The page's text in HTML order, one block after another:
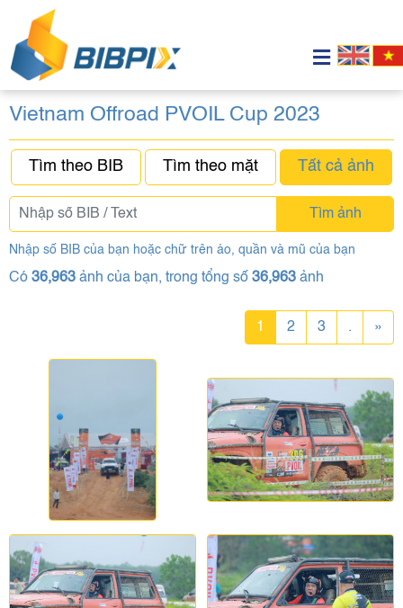
Vietnam Offroad PVOIL Cup 2023
Tìm theo BIB Tìm theo mặt Tất cả ảnh
Tìm ảnh
Nhập số BIB của bạn hoặc chữ trên áo, quần và mũ của bạn
Có 36,963 ảnh của bạn, trong tổng số 36,963 ảnh
1 2 3 . »